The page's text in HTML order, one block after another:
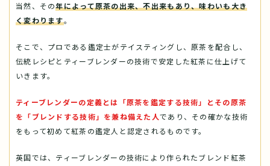
当然、その年によって原茶の出来、不出来もあり、味わいも大き
く変わります。
そこで、プロである鑑定士がテイスティングし、原茶を配合し、
伝統レシピとティーブレンダーの技術で安定した紅茶に仕上げて
いきます。
ティーブレンダーの定義とは「原茶を鑑定する技術」とその原茶
を「ブレンドする技術」を兼ね備えた人であり、その確かな技術
をもって初めて紅茶の鑑定人と認定されるものです。
英国では、ティーブレンダーの技術により作られたブレンド紅茶